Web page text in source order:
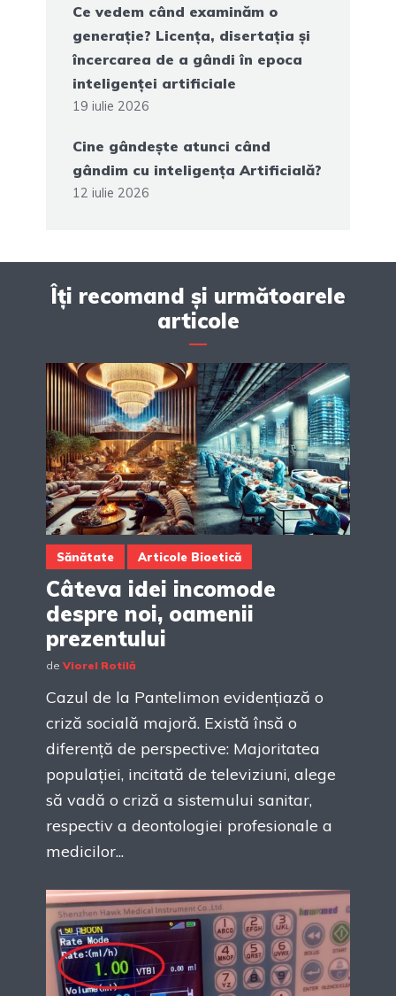
Ce vedem când examinăm o
generație? Licența, disertația și
încercarea de a gândi în epoca
inteligenței artificiale
19 iulie 2026
Cine gândește atunci când
gândim cu inteligența Artificială?
12 iulie 2026
Îți recomand și următoarele
articole
Sănătate Articole Bioetică
Câteva idei incomode
despre noi, oamenii
prezentului
de Viorel Rotilă
Cazul de la Pantelimon evidențiază o
criză socială majoră. Există însă o
diferență de perspective: Majoritatea
populației, incitată de televiziuni, alege
să vadă o criză a sistemului sanitar,
respectiv a deontologiei profesionale a
medicilor...